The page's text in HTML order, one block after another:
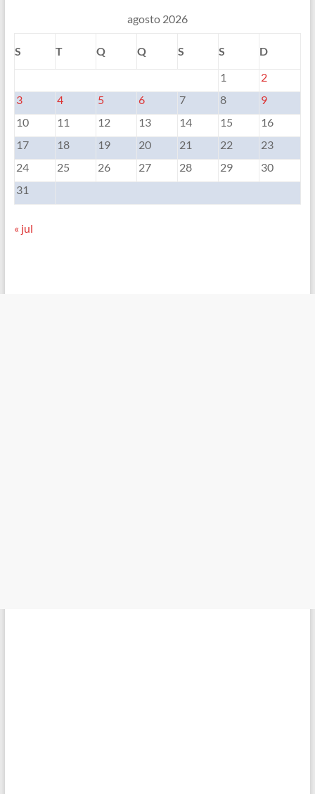
agosto 2026
S T Q Q S S
D
1
2
3
4 5 6 7 8
9
10
11 12 13 14 15
16
17
18 19 20 21 22
23
24
25 26 27 28 29
30
31
« jul